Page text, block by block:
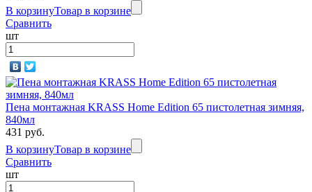
В корзинуТовар в корзине
Сравнить
шт
Пена монтажная KRASS Home Edition 65 пистолетная зимняя,
840мл
431 руб.
В корзинуТовар в корзине
Сравнить
шт